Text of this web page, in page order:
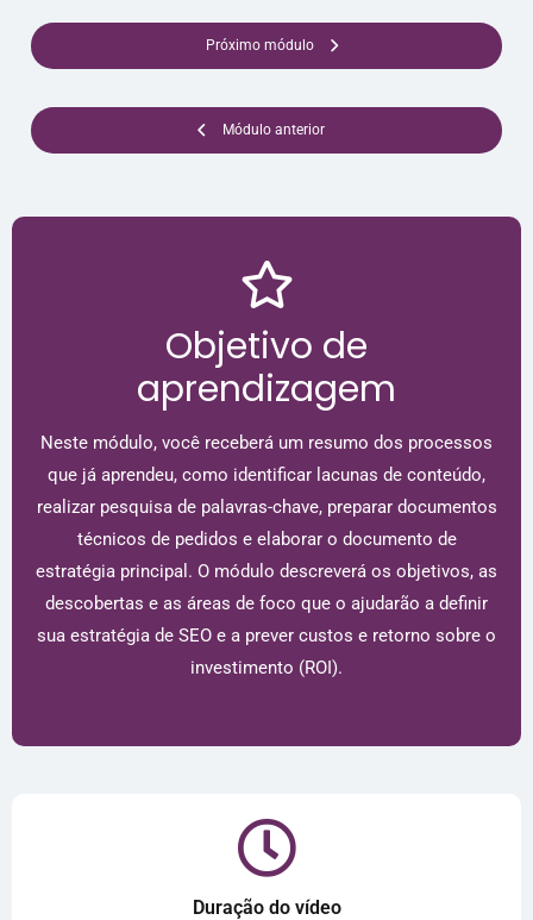
Módulo anterior
Próximo módulo
Objetivo de
aprendizagem
Neste módulo, você receberá um resumo dos processos
que já aprendeu, como identificar lacunas de conteúdo,
realizar pesquisa de palavras-chave, preparar documentos
técnicos de pedidos e elaborar o documento de
estratégia principal. O módulo descreverá os objetivos, as
descobertas e as áreas de foco que o ajudarão a definir
sua estratégia de SEO e a prever custos e retorno sobre o
investimento (ROI).
Duração do vídeo